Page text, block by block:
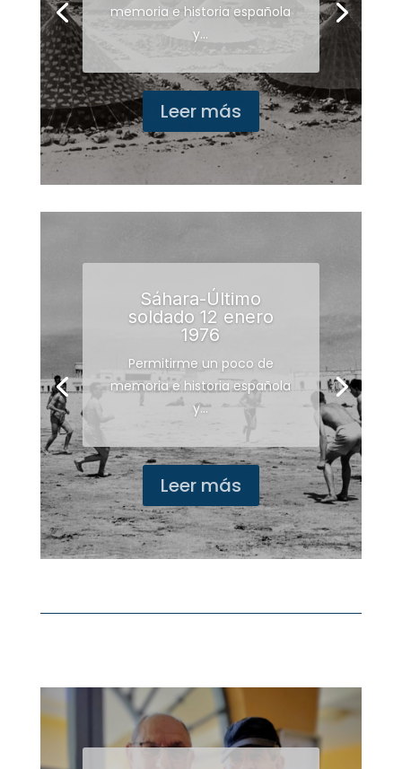
memoria e historia española
y...
Leer más
Sáhara-Último
soldado 12 enero
1976
Permitirme un poco de
memoria e historia española
y...
Leer más